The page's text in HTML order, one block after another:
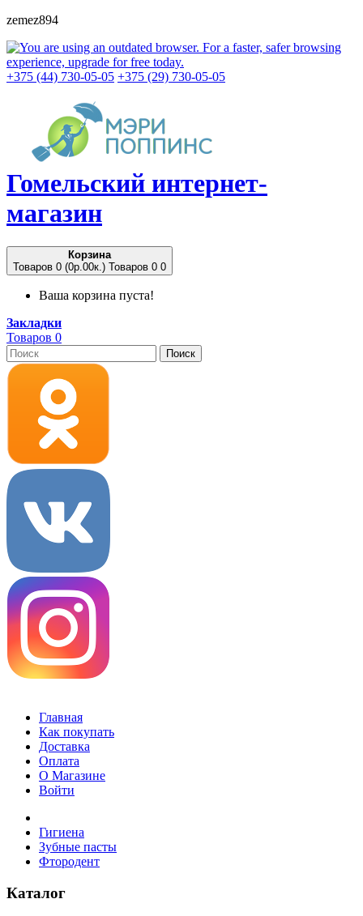
zemez894
+375 (44) 730-05-05 +375 (29) 730-05-05
Гомельский интернет-
магазин
Корзина
Товаров 0 (0p.00к.) Товаров 0 0
Ваша корзина пуста!
Закладки
Товаров 0
Поиск
Главная
Как покупать
Доставка
Оплата
О Магазине
Войти
Гигиена
Зубные пасты
Фтородент
Каталог